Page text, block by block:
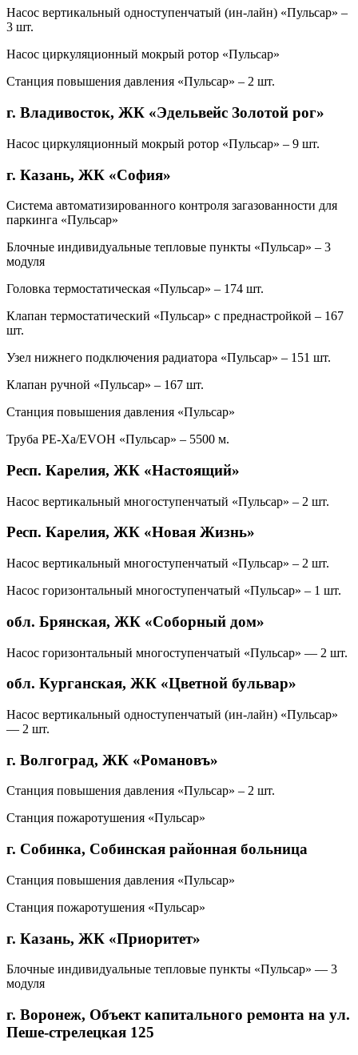
Насос вертикальный одноступенчатый (ин-лайн) «Пульсар» –
3 шт.
Насос циркуляционный мокрый ротор «Пульсар»
Станция повышения давления «Пульсар» – 2 шт.
г. Владивосток, ЖК «Эдельвейс Золотой рог»
Насос циркуляционный мокрый ротор «Пульсар» – 9 шт.
г. Казань, ЖК «София»
Система автоматизированного контроля загазованности для
паркинга «Пульсар»
Блочные индивидуальные тепловые пункты «Пульсар» – 3
модуля
Головка термостатическая «Пульсар» – 174 шт.
Клапан термостатический «Пульсар» с преднастройкой – 167
шт.
Узел нижнего подключения радиатора «Пульсар» – 151 шт.
Клапан ручной «Пульсар» – 167 шт.
Станция повышения давления «Пульсар»
Труба PE-Xa/EVOH «Пульсар» – 5500 м.
Респ. Карелия, ЖК «Настоящий»
Насос вертикальный многоступенчатый «Пульсар» – 2 шт.
Респ. Карелия, ЖК «Новая Жизнь»
Насос вертикальный многоступенчатый «Пульсар» – 2 шт.
Насос горизонтальный многоступенчатый «Пульсар» – 1 шт.
обл. Брянская, ЖК «Соборный дом»
Насос горизонтальный многоступенчатый «Пульсар» — 2 шт.
обл. Курганская, ЖК «Цветной бульвар»
Насос вертикальный одноступенчатый (ин-лайн) «Пульсар»
— 2 шт.
г. Волгоград, ЖК «Романовъ»
Станция повышения давления «Пульсар» – 2 шт.
Станция пожаротушения «Пульсар»
г. Собинка, Собинская районная больница
Станция повышения давления «Пульсар»
Станция пожаротушения «Пульсар»
г. Казань, ЖК «Приоритет»
Блочные индивидуальные тепловые пункты «Пульсар» — 3
модуля
г. Воронеж, Объект капитального ремонта на ул.
Пеше-стрелецкая 125